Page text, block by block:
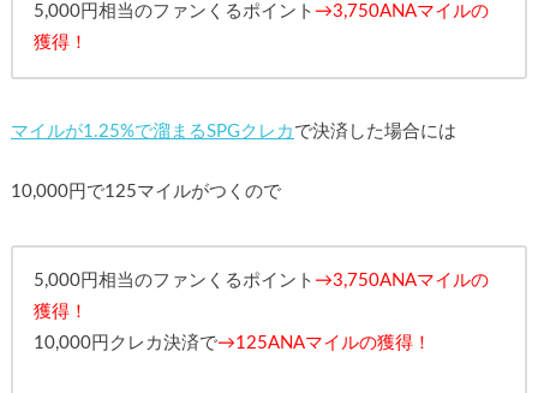
5,000円相当のファンくるポイント →3,750ANAマイルの
獲得！
マイルが1.25%で溜まるSPGクレカ で決済した場合には
10,000円で125マイルがつくので
5,000円相当のファンくるポイント →3,750ANAマイルの
獲得！
10,000円クレカ決済で→125ANAマイルの獲得！